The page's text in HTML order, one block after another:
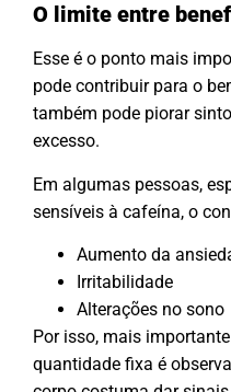
O limite entre
Esse é o ponto mais
pode contribuir para o
também pode piorar
excesso.
Em algumas pessoas,
sensíveis à cafeína, o
Aumento da
Irritabilidade
Alterações no sono
Por isso, mais
quantidade fixa é